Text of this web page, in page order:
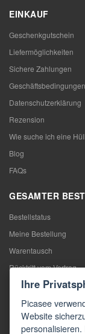
EINKAUF
Geschenkgutschein
Liefermöglichkeiten
Sichere Zahlungen
Geschäftsbedingungen
Datenschutzerklärung
Rezension
Wie suche ich eine
Blog
FAQs
GESAMTER
Bestellstatus
Meine Bestellung
Warentausch
Rücktritt vom Vertrag
Reklamation
KONTAKTE
Kontakte
Ihre
Picasee
Website
personalisieren.